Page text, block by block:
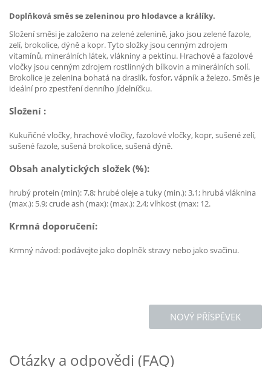
Doplňková směs se zeleninou pro hlodavce a králíky.
Složení směsi je založeno na zelené zelenině, jako jsou zelené fazole,
zelí, brokolice, dýně a kopr. Tyto složky jsou cenným zdrojem
vitamínů, minerálních látek, vlákniny a pektinu. Hrachové a fazolové
vločky jsou cenným zdrojem rostlinných bílkovin a minerálních solí.
Brokolice je zelenina bohatá na draslík, fosfor, vápník a železo. Směs je
ideální pro zpestření denního jídelníčku.
Složení :
Kukuřičné vločky, hrachové vločky, fazolové vločky, kopr, sušené zelí,
sušené fazole, sušená brokolice, sušená dýně.
Obsah analytických složek (%):
hrubý protein (min): 7,8; hrubé oleje a tuky (min.): 3,1; hrubá vláknina
(max.): 5.9; crude ash (max): (max.): 2,4; vlhkost (max: 12.
Krmná doporučení:
Krmný návod: podávejte jako doplněk stravy nebo jako svačinu.
NOVÝ PŘÍSPĚVEK
Otázky a odpovědi (FAQ)